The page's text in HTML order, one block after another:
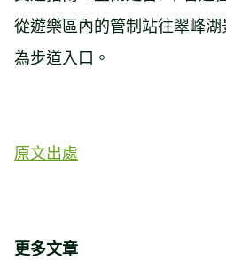
從遊樂區內的管制站往翠峰
為步道入口。
原文出處
更多文章